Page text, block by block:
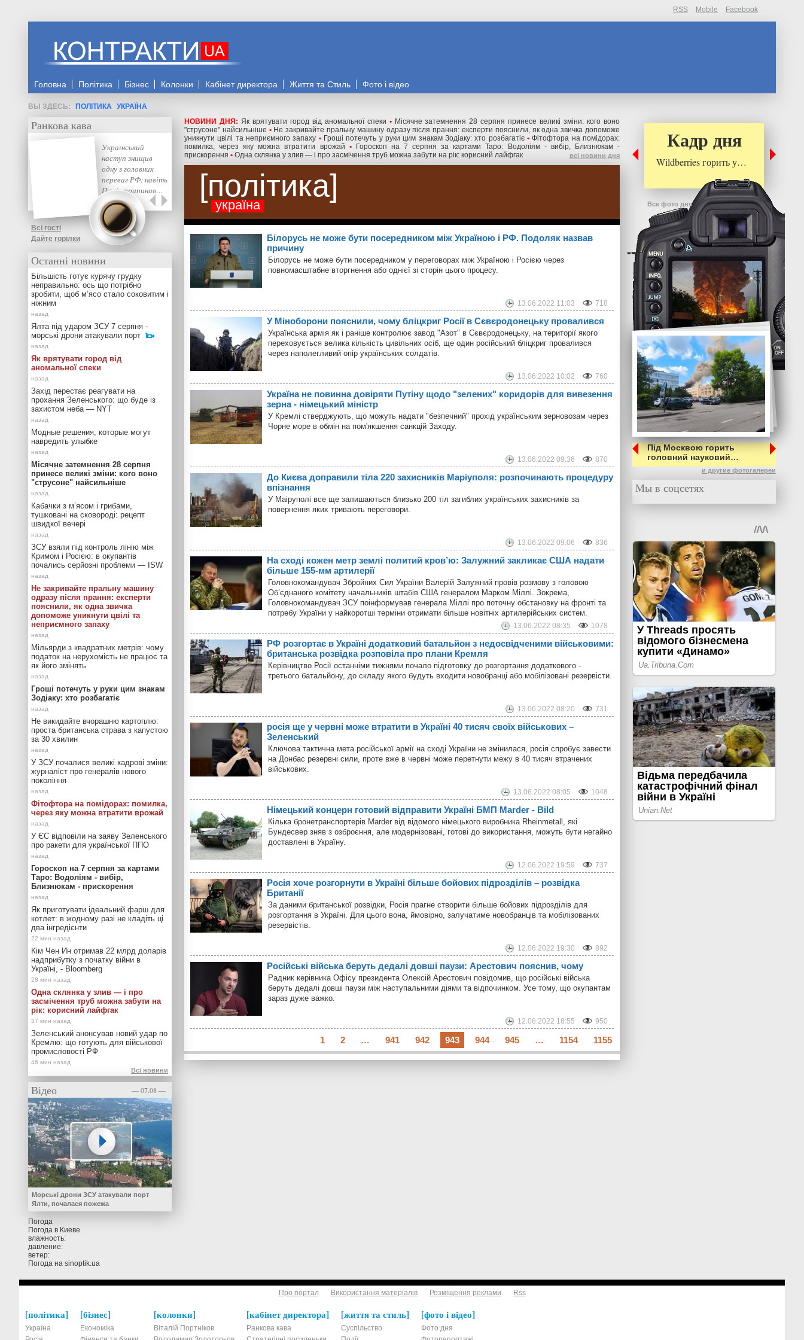
RSS Mobile Facebook
Головна Політика Бізнес Колонки Кабінет директора Життя та Стиль Фото і відео
ПОЛІТИКА УКРАЇНА
НОВИНИ ДНЯ: Як врятувати город від аномальної спеки • Місячне затемнення 28 серпня принесе великі зміни: кого воно
"струсоне" найсильніше • Не закривайте пральну машину одразу після прання: експерти пояснили, як одна звичка допоможе
уникнути цвілі та неприємного запаху • Гроші потечуть у руки цим знакам Зодіаку: хто розбагатіє • Фітофтора на помідорах:
помилка, через яку можна втратити врожай •
Гороскоп на 7 серпня за картами Таро: Водоліям - вибір, Близнюкам -
прискорення • Одна склянка у злив — і про засмічення труб можна забути на рік: корисний лайфгак всі новини дня
політика
україна
Білорусь не може бути посередником між Україною і РФ. Подоляк назвав
причину
Білорусь не може бути посередником у переговорах між Україною і Росією через
повномасштабне вторгнення або однієї зі сторін цього процесу.
13.06.2022 11:03 718
У Міноборони пояснили, чому бліцкриг Росії в Сєвєродонецьку провалився
Українська армія як і раніше контролює завод "Азот" в Сєвєродонецьку, на території якого
переховується велика кількість цивільних осіб, ще один російський бліцкриг провалився
через наполегливий опір українських солдатів.
13.06.2022 10:02 760
Україна не повинна довіряти Путіну щодо "зелених" коридорів для вивезення
зерна - німецький міністр
У Кремлі стверджують, що можуть надати "безпечний" прохід українським зерновозам через
Чорне море в обмін на пом'якшення санкцій Заходу.
13.06.2022 09:36 870
До Києва доправили тіла 220 захисників Маріуполя: розпочинають процедуру
впізнання
У Маіруполі все ще залишаються близько 200 тіл загиблих українських захисників за
повернення яких тривають переговори.
13.06.2022 09:06 836
На сході кожен метр землі политий кров’ю: Залужний закликає США надати
більше 155-мм артилерії
Головнокомандувач Збройних Сил України Валерій Залужний провів розмову з головою
Об’єднаного комітету начальників штабів США генералом Марком Міллі. Зокрема,
Головнокомандувач ЗСУ поінформував генерала Міллі про поточну обстановку на фронті та
потребу України у найкоротші терміни отримати більше новітніх артилерійських систем.
13.06.2022 08:35 1078
РФ розгортає в Україні додатковий батальйон з недосвідченими військовими:
британська розвідка розповіла про плани Кремля
Керівництво Росії останніми тижнями почало підготовку до розгортання додаткового -
третього батальйону, до складу якого будуть входити новобранці або мобілізовані резервісти.
13.06.2022 08:20 731
росія ще у червні може втратити в Україні 40 тисяч своїх військових –
Зеленський
Ключова тактична мета російської армії на сході України не змінилася, росія спробує завести
на Донбас резервні сили, проте вже в червні може перетнути межу в 40 тисяч втрачених
військових.
13.06.2022 08:05 1048
Німецький концерн готовий відправити Україні БМП Marder - Bild
Кілька бронетранспортерів Marder від відомого німецького виробника Rheinmetall, які
Бундесвер зняв з озброєння, але модернізовані, готові до використання, можуть бути негайно
доставлені в Україну.
12.06.2022 19:59 737
Росія хоче розгорнути в Україні більше бойових підрозділів – розвідка
Британії
За даними британської розвідки, Росія прагне створити більше бойових підрозділів для
розгортання в Україні. Для цього вона, ймовірно, залучатиме новобранців та мобілізованих
резервістів.
12.06.2022 19:30 892
Російські війська беруть дедалі довші паузи: Арестович пояснив, чому
Радник керівника Офісу президента Олексій Арестович повідомив, що російські війська
беруть дедалі довші паузи між наступальними діями та відпочинком. Усе тому, що окупантам
зараз дуже важко.
12.06.2022 18:55 950
1 2 … 941 942 943 944 945 … 1154 1155
Ранкова кава
Український
наступ знищив
одну з головних
переваг РФ: навіть
Путін припинив…
Всі гості
Дайте горілки
Останні новини
Більшість готує курячу грудку
неправильно: ось що потрібно
зробити, щоб м’ясо стало соковитим і
ніжним
Ялта під ударом ЗСУ 7 серпня -
морські дрони атакували порт
Як врятувати город від
аномальної спеки
Захід перестає реагувати на
прохання Зеленського: що буде із
захистом неба — NYT
Модные решения, которые могут
навредить улыбке
Місячне затемнення 28 серпня
принесе великі зміни: кого воно
"струсоне" найсильніше
Кабачки з м’ясом і грибами,
тушковані на сковороді: рецепт
швидкої вечері
ЗСУ взяли під контроль лінію між
Кримом і Росією: в окупантів
почались серйозні проблеми — ISW
Не закривайте пральну машину
одразу після прання: експерти
пояснили, як одна звичка
допоможе уникнути цвілі та
неприємного запаху
Мільярди з квадратних метрів: чому
податок на нерухомість не працює та
як його змінять
Гроші потечуть у руки цим знакам
Зодіаку: хто розбагатіє
Не викидайте вчорашню картоплю:
проста британська страва з капустою
за 30 хвилин
У ЗСУ почалися великі кадрові зміни:
журналіст про генералів нового
покоління
Фітофтора на помідорах: помилка,
через яку можна втратити врожай
У ЄС відповіли на заяву Зеленського
про ракети для української ППО
Гороскоп на 7 серпня за картами
Таро: Водоліям - вибір,
Близнюкам - прискорення
Як приготувати ідеальний фарш для
котлет: в жодному разі не кладіть ці
два інгредієнти
Кім Чен Ин отримав 22 млрд доларів
надприбутку з початку війни в
Україні, - Bloomberg
Одна склянка у злив — і про
засмічення труб можна забути на
рік: корисний лайфгак
Зеленський анонсував новий удар по
Кремлю: що готують для військової
промисловості РФ
Всі новини
Відео — 07.08 —
Морські дрони ЗСУ атакували порт
Ялти, почалася пожежа
Погода
Погода в Киеве
влажность:
давление:
ветер:
Погода на sinoptik.ua
Кадр дня
Wildberries горить у…
Все фото дня
Під Москвою горить
головний науковий…
и другие фотогалереи
Мы в соцсетях
Про портал Використання матеріалів Розміщення реклами Rss
політика
Україна
бізнес
Економіка
колонки
Віталій Портніков
кабінет директора
Ранкова кава
життя та стиль
Суспільство
фото і відео
Фото дня